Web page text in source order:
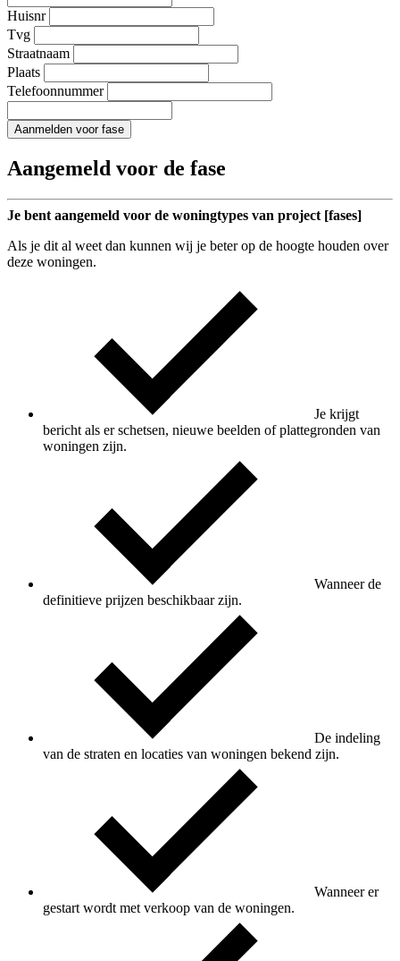
Huisnr
Tvg
Straatnaam
Plaats
Telefoonnummer
Aanmelden voor fase
Aangemeld voor de fase
Je bent aangemeld voor de woningtypes van project [fases]
Als je dit al weet dan kunnen wij je beter op de hoogte houden over
deze woningen.
Je krijgt
bericht als er schetsen, nieuwe beelden of plattegronden van
woningen zijn.
Wanneer de
definitieve prijzen beschikbaar zijn.
De indeling
van de straten en locaties van woningen bekend zijn.
Wanneer er
gestart wordt met verkoop van de woningen.